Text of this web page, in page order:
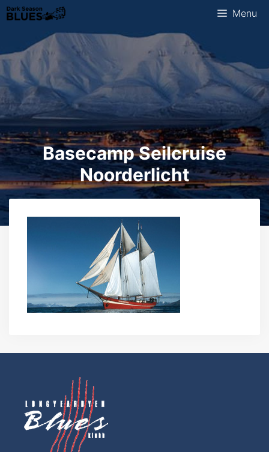
Ga
naar
inhoud
Menu
Basecamp Seilcruise
Noorderlicht